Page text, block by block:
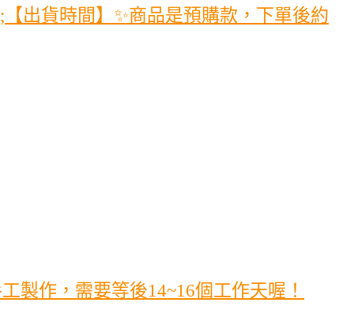
出貨時間】✨商品是預購款，下單後約
製作，需要等後14~16個工作天喔！